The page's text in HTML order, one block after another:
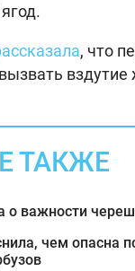
, что
вздутие
ТАКЖЕ
о важности
чем опасна